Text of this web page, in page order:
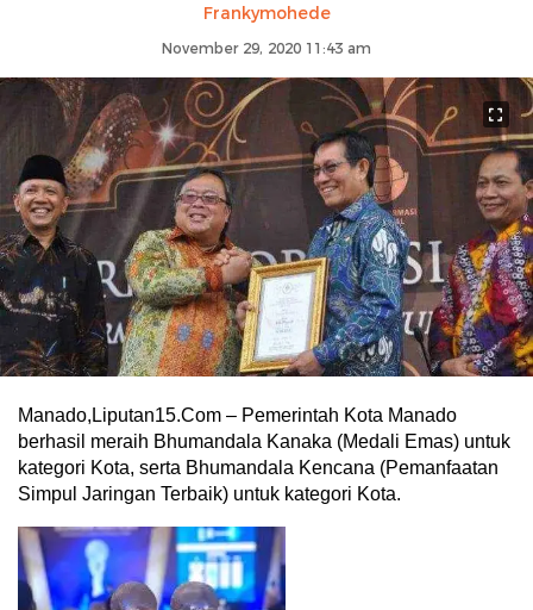
Frankymohede
November 29, 2020 11:43 am
Manado,Liputan15.Com – Pemerintah Kota Manado
berhasil meraih Bhumandala Kanaka (Medali Emas) untuk
kategori Kota, serta Bhumandala Kencana (Pemanfaatan
Simpul Jaringan Terbaik) untuk kategori Kota.